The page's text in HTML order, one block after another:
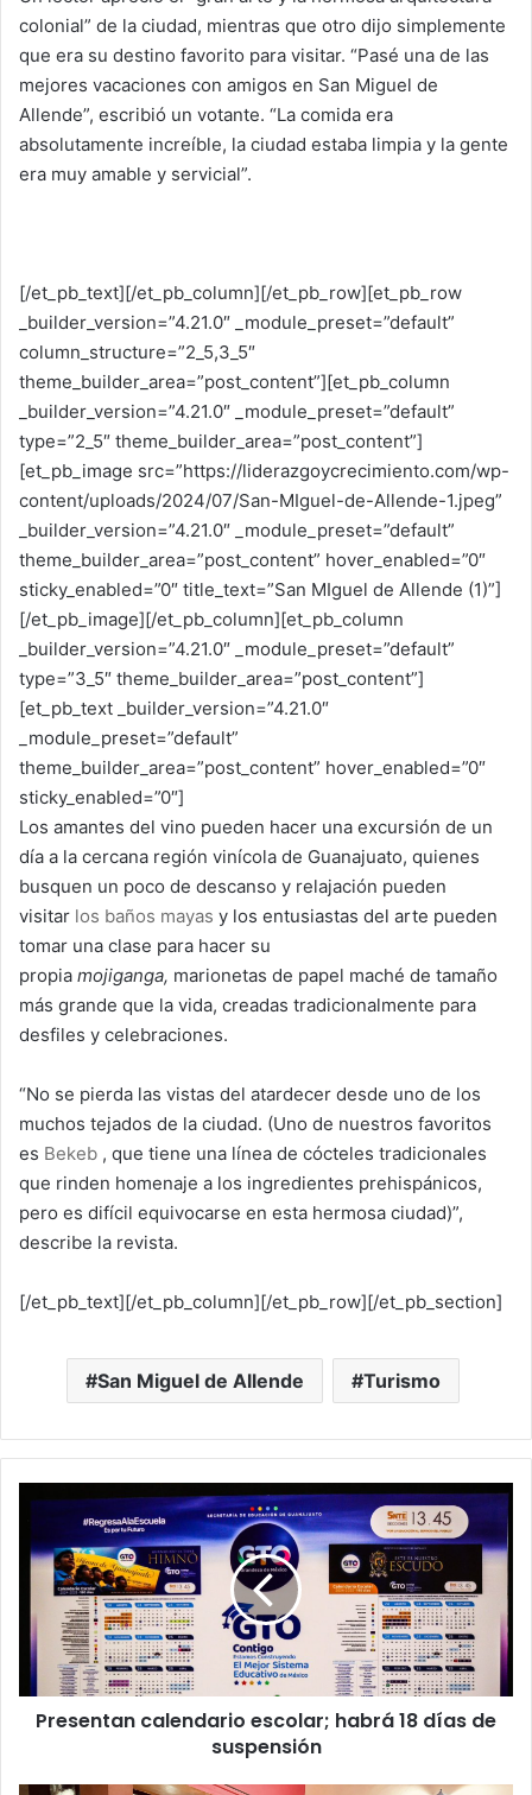
colonial” de la ciudad, mientras que otro dijo simplemente
que era su destino favorito para visitar. “Pasé una de las
mejores vacaciones con amigos en San Miguel de
Allende”, escribió un votante. “La comida era
absolutamente increíble, la ciudad estaba limpia y la gente
era muy amable y servicial”.
[/et_pb_text][/et_pb_column][/et_pb_row][et_pb_row
_builder_version=”4.21.0″ _module_preset=”default”
column_structure=”2_5,3_5″
theme_builder_area=”post_content”][et_pb_column
_builder_version=”4.21.0″ _module_preset=”default”
type=”2_5″ theme_builder_area=”post_content”]
[et_pb_image src=”https://liderazgoycrecimiento.com/wp-
content/uploads/2024/07/San-MIguel-de-Allende-1.jpeg”
_builder_version=”4.21.0″ _module_preset=”default”
theme_builder_area=”post_content” hover_enabled=”0″
sticky_enabled=”0″ title_text=”San MIguel de Allende (1)”]
[/et_pb_image][/et_pb_column][et_pb_column
_builder_version=”4.21.0″ _module_preset=”default”
type=”3_5″ theme_builder_area=”post_content”]
[et_pb_text _builder_version=”4.21.0″
_module_preset=”default”
theme_builder_area=”post_content” hover_enabled=”0″
sticky_enabled=”0″]
Los amantes del vino pueden hacer una excursión de un
día a la cercana región vinícola de Guanajuato, quienes
busquen un poco de descanso y relajación pueden
visitar los baños mayas y los entusiastas del arte pueden
tomar una clase para hacer su
propia mojiganga, marionetas de papel maché de tamaño
más grande que la vida, creadas tradicionalmente para
desfiles y celebraciones.
“No se pierda las vistas del atardecer desde uno de los
muchos tejados de la ciudad. (Uno de nuestros favoritos
es Bekeb , que tiene una línea de cócteles tradicionales
que rinden homenaje a los ingredientes prehispánicos,
pero es difícil equivocarse en esta hermosa ciudad)”,
describe la revista.
[/et_pb_text][/et_pb_column][/et_pb_row][/et_pb_section]
San Miguel de Allende Turismo
n
Presentan calendario escolar; habrá 18 días de
suspensión